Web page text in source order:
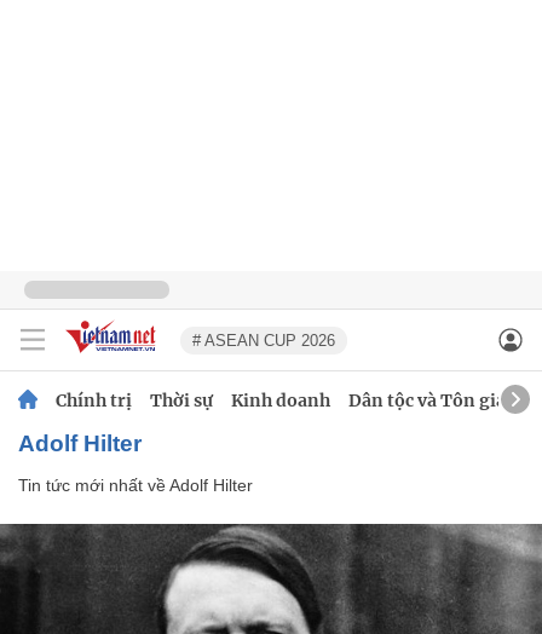
# ASEAN CUP 2026
Chính trị Thời sự Kinh doanh Dân tộc và Tôn giáo
Adolf Hilter
Tin tức mới nhất vềAdolf Hilter